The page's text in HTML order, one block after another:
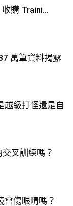
購 Traini...
萬筆資料揭露
越級打怪還是自
叉訓練嗎？
會傷眼睛嗎？